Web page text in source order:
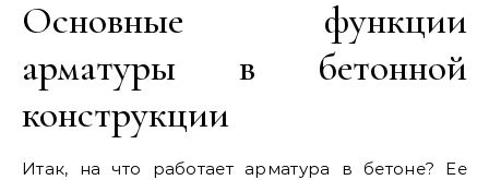
Основные функции
арматуры в бетонной
конструкции
Итак, на что работает арматура в бетоне? Ее